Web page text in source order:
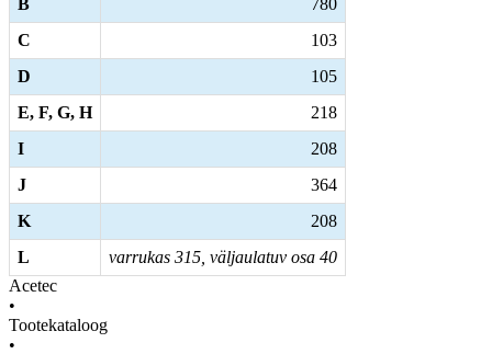
C
103
D
105
E, F, G, H
218
I
208
J
364
K
208
L
varrukas 315, väljaulatuv osa 40
Acetec
•
Tootekataloog
•